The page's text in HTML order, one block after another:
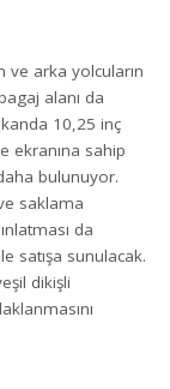
ve arka yolcuların
alanı da
10,25 inç
ekranına sahip
bulunuyor.
saklama
da
satışa sunulacak.
dikişli